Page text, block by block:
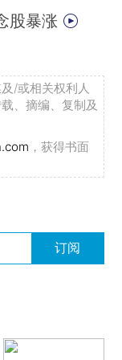
股暴涨
/或相关权利人
、摘编、复制及
，获得书面
订阅